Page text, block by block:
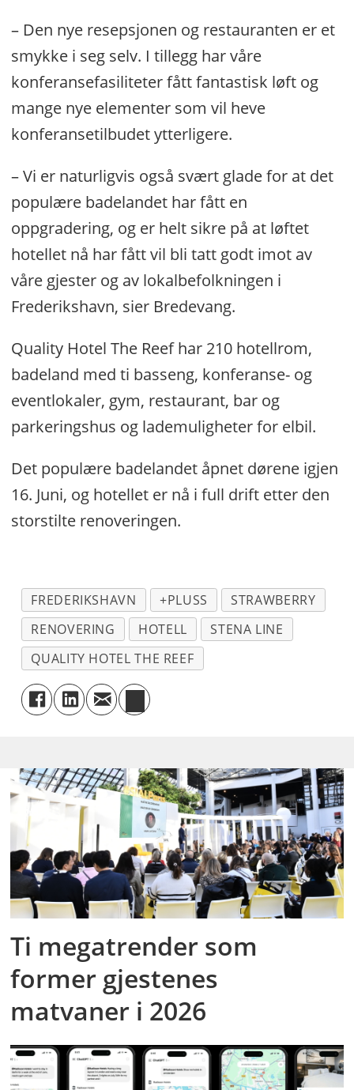
– Den nye resepsjonen og restauranten er et
smykke i seg selv. I tillegg har våre
konferansefasiliteter fått fantastisk løft og
mange nye elementer som vil heve
konferansetilbudet ytterligere.
– Vi er naturligvis også svært glade for at det
populære badelandet har fått en
oppgradering, og er helt sikre på at løftet
hotellet nå har fått vil bli tatt godt imot av
våre gjester og av lokalbefolkningen i
Frederikshavn, sier Bredevang.
Quality Hotel The Reef har 210 hotellrom,
badeland med ti basseng, konferanse- og
eventlokaler, gym, restaurant, bar og
parkeringshus og lademuligheter for elbil.
Det populære badelandet åpnet dørene igjen
16. Juni, og hotellet er nå i full drift etter den
storstilte renoveringen.
FREDERIKSHAVN +PLUSS
STRAWBERRY
RENOVERING
HOTELL
STENA LINE
QUALITY HOTEL THE REEF
Ti megatrender som
former gjestenes
matvaner i 2026